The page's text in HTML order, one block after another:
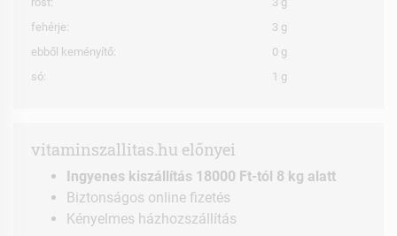
fehérje:
3 g
ebből keményítő:
0 g
só:
1 g
vitaminszallitas.hu előnyei
Ingyenes kiszállítás 18000 Ft-tól 8 kg alatt
Biztonságos online fizetés
Kényelmes házhozszállítás